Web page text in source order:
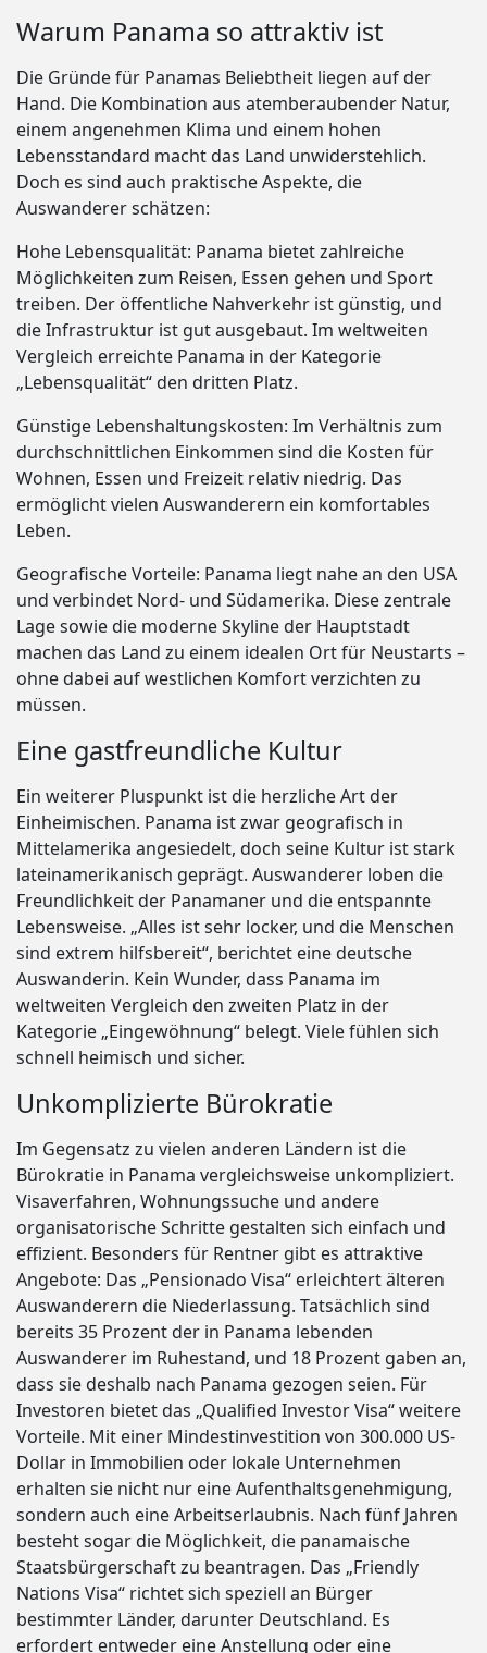
Warum Panama so attraktiv ist
Die Gründe für Panamas Beliebtheit liegen auf der
Hand. Die Kombination aus atemberaubender Natur,
einem angenehmen Klima und einem hohen
Lebensstandard macht das Land unwiderstehlich.
Doch es sind auch praktische Aspekte, die
Auswanderer schätzen:
Hohe Lebensqualität: Panama bietet zahlreiche
Möglichkeiten zum Reisen, Essen gehen und Sport
treiben. Der öffentliche Nahverkehr ist günstig, und
die Infrastruktur ist gut ausgebaut. Im weltweiten
Vergleich erreichte Panama in der Kategorie
„Lebensqualität“ den dritten Platz.
Günstige Lebenshaltungskosten: Im Verhältnis zum
durchschnittlichen Einkommen sind die Kosten für
Wohnen, Essen und Freizeit relativ niedrig. Das
ermöglicht vielen Auswanderern ein komfortables
Leben.
Geografische Vorteile: Panama liegt nahe an den USA
und verbindet Nord- und Südamerika. Diese zentrale
Lage sowie die moderne Skyline der Hauptstadt
machen das Land zu einem idealen Ort für Neustarts –
ohne dabei auf westlichen Komfort verzichten zu
müssen.
Eine gastfreundliche Kultur
Ein weiterer Pluspunkt ist die herzliche Art der
Einheimischen. Panama ist zwar geografisch in
Mittelamerika angesiedelt, doch seine Kultur ist stark
lateinamerikanisch geprägt. Auswanderer loben die
Freundlichkeit der Panamaner und die entspannte
Lebensweise. „Alles ist sehr locker, und die Menschen
sind extrem hilfsbereit“, berichtet eine deutsche
Auswanderin. Kein Wunder, dass Panama im
weltweiten Vergleich den zweiten Platz in der
Kategorie „Eingewöhnung“ belegt. Viele fühlen sich
schnell heimisch und sicher.
Unkomplizierte Bürokratie
Im Gegensatz zu vielen anderen Ländern ist die
Bürokratie in Panama vergleichsweise unkompliziert.
Visaverfahren, Wohnungssuche und andere
organisatorische Schritte gestalten sich einfach und
effizient. Besonders für Rentner gibt es attraktive
Angebote: Das „Pensionado Visa“ erleichtert älteren
Auswanderern die Niederlassung. Tatsächlich sind
bereits 35 Prozent der in Panama lebenden
Auswanderer im Ruhestand, und 18 Prozent gaben an,
dass sie deshalb nach Panama gezogen seien. Für
Investoren bietet das „Qualified Investor Visa“ weitere
Vorteile. Mit einer Mindestinvestition von 300.000 US-
Dollar in Immobilien oder lokale Unternehmen
erhalten sie nicht nur eine Aufenthaltsgenehmigung,
sondern auch eine Arbeitserlaubnis. Nach fünf Jahren
besteht sogar die Möglichkeit, die panamaische
Staatsbürgerschaft zu beantragen. Das „Friendly
Nations Visa“ richtet sich speziell an Bürger
bestimmter Länder, darunter Deutschland. Es
erfordert entweder eine Anstellung oder eine